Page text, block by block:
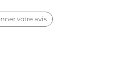
votre avis